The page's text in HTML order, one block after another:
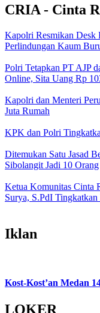
CRIA - Cinta
Kapolri Resmikan Desk
Perlindungan Kaum
Polri Tetapkan PT AJP
Online, Sita Uang Rp
Kapolri dan Menteri
Juta Rumah
KPK dan Polri
Ditemukan Satu Jasad
Sibolangit Jadi 10 Orang
Ketua Komunitas Cinta
Surya, S.PdI
Iklan
Kost-Kost’an Medan
LOKER